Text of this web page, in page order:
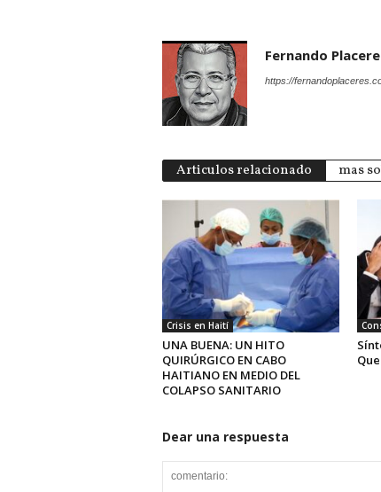
Fernando
https://
Articulos relacionado mas
Crisis en Haití
UNA BUENA: UN HITO
QUIRÚRGICO EN CABO
HAITIANO EN MEDIO DEL
COLAPSO SANITARIO
Dear una respuesta